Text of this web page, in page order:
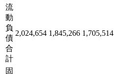
流
動
負
債
合
計
2,024,654 1,845,266 1,705,514
固